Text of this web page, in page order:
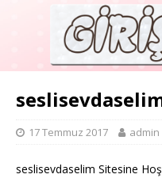
17 Temmuz 2017 admin
seslisevdaselim Sitesine